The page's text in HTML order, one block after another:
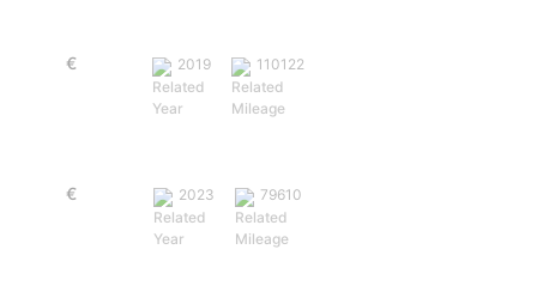
€ 2019 110122
€ 2023 79610